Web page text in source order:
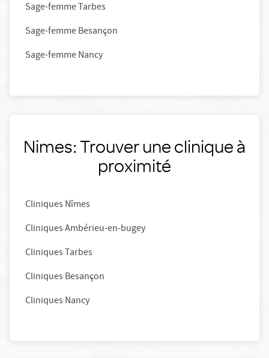
Sage-femme Tarbes
Sage-femme Besançon
Sage-femme Nancy
Nimes: Trouver une clinique à
proximité
Cliniques Nîmes
Cliniques Ambérieu-en-bugey
Cliniques Tarbes
Cliniques Besançon
Cliniques Nancy